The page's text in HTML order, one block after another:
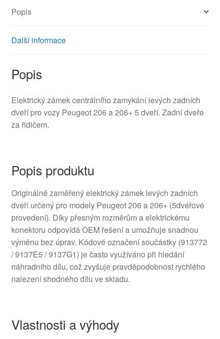
9137G1
Popis
Další informace
Popis
Elektrický zámek centrálního zamykání levých zadních
dveří pro vozy Peugeot 206 a 206+ 5 dveří. Zadní dveře
za řidičem.
Popis produktu
Originálně zaměřený elektrický zámek levých zadních
dveří určený pro modely Peugeot 206 a 206+ (5dvéřové
provedení). Díky přesným rozměrům a elektrickému
konektoru odpovídá OEM řešení a umožňuje snadnou
výměnu bez úprav. Kódové označení součástky (913772
/ 9137E5 / 9137G1) je často využíváno při hledání
náhradního dílu, což zvyšuje pravděpodobnost rychlého
nalezení shodného dílu ve skladu.
Vlastnosti a výhody